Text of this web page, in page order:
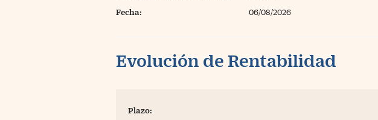
Fecha: 06/08/2026
Evolución de Rentabilidad
Plazo: